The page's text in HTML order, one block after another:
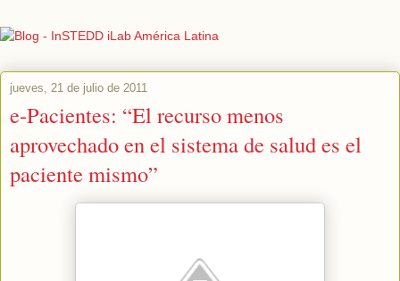
jueves, 21 de julio de 2011
e-Pacientes: “El recurso menos
aprovechado en el sistema de salud es el
paciente mismo”